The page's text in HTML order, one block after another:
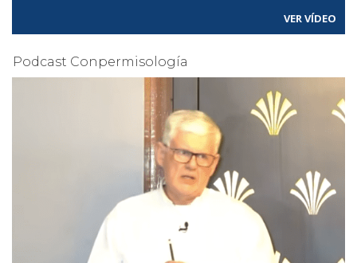
VER VÍDEO
Podcast Conpermisología